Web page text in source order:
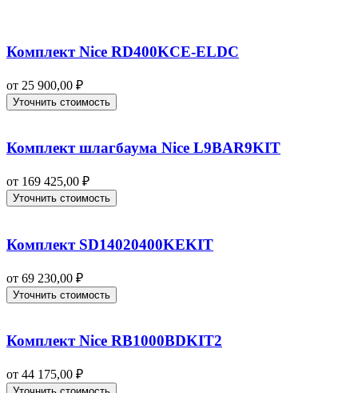
Комплект Nice RD400KCE-ELDC
от 25 900,00 ₽
Уточнить стоимость
Комплект шлагбаума Nice L9BAR9KIT
от 169 425,00 ₽
Уточнить стоимость
Комплект SD14020400KEKIT
от 69 230,00 ₽
Уточнить стоимость
Комплект Nice RB1000BDKIT2
от 44 175,00 ₽